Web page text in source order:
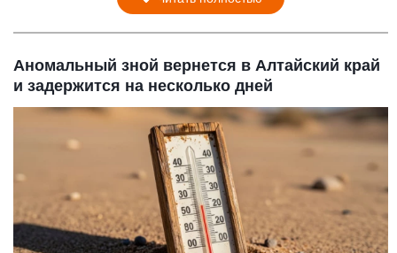
Аномальный зной вернется в Алтайский край
и задержится на несколько дней